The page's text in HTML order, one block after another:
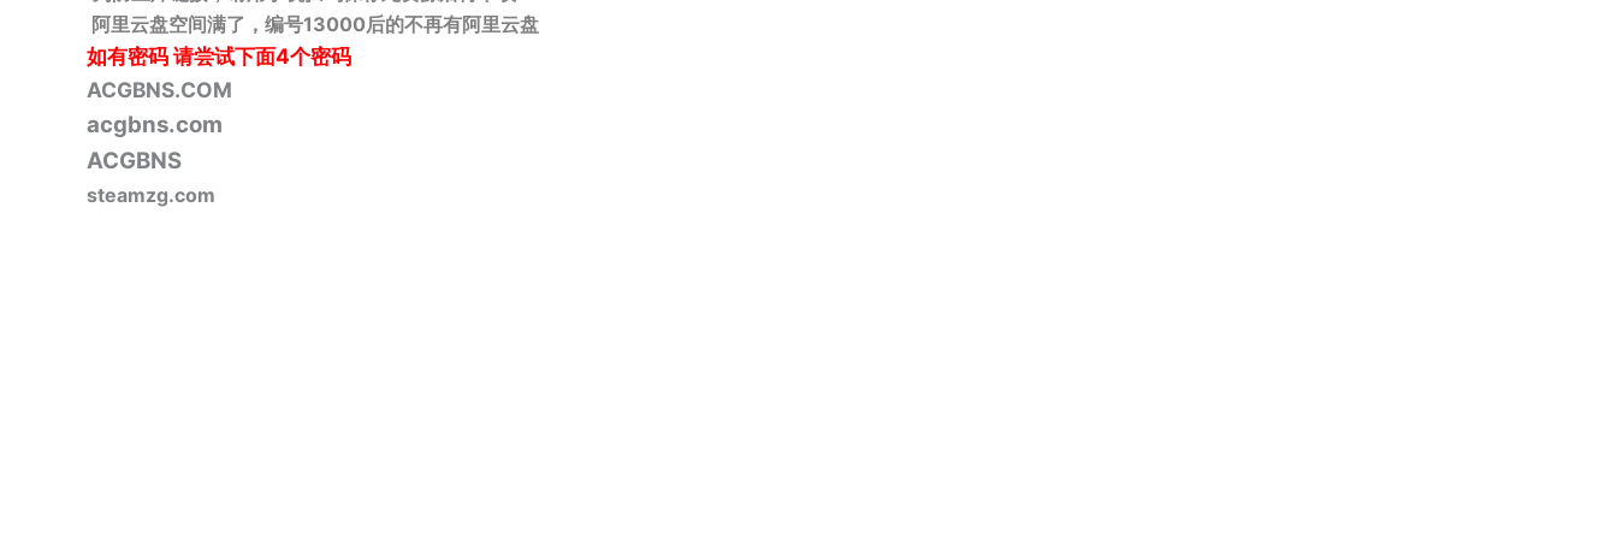
阿里云盘空间满了，编号13000后的不再有阿里云盘
如有密码请尝试下面4个密码
ACGBNS.COM
acgbns.com
ACGBNS
steamzg.com